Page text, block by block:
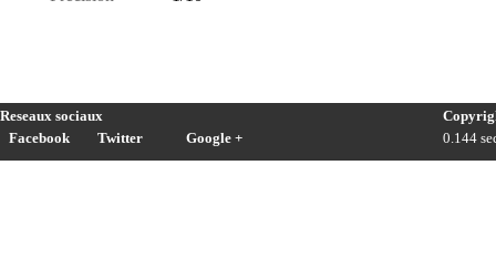
Reseaux sociaux
Facebook
Twitter Google +
0.144